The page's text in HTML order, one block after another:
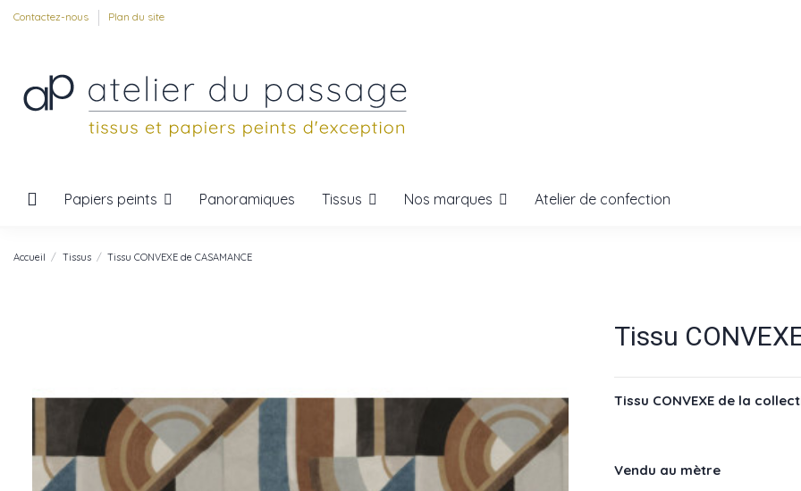
Contactez-nous Plan du site
Papiers peints Panoramiques Tissus Nos marques Atelier de confection
Accueil Tissus Tissu CONVEXE de CASAMANCE
Tissu
Tissu CONVEXE de la
Vendu au mètre